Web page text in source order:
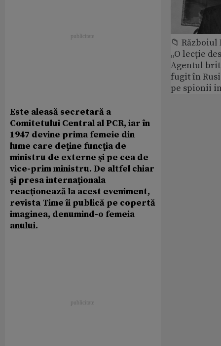
Este aleasă secretară a
Comitetului Central al PCR, iar în
1947 devine prima femeie din
lume care deţine funcţia de
ministru de externe şi pe cea de
vice-prim ministru. De altfel chiar
şi presa internaţionala
reacţionează la acest eveniment,
revista Time îi publică pe copertă
imaginea, denumind-o femeia
anului.
📁 Războiul
„O lecție
Agentul
fugit în
pe spionii